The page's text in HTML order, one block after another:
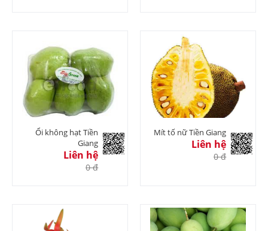
Ổi không hạt Tiền
Giang
Liên hệ
0 đ
Mít tố nữ Tiền Giang
Liên hệ
0 đ